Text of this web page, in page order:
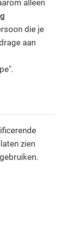
alleen
die je
aan
zien